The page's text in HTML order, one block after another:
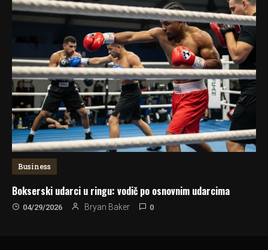
Business
Bokserski udarci u ringu: vodič po osnovnim udarcima
04/29/2026 Bryan Baker 0